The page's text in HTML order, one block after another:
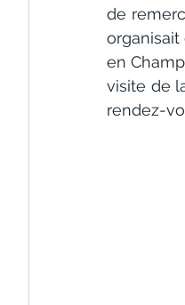
de
en
visite de
rendez-